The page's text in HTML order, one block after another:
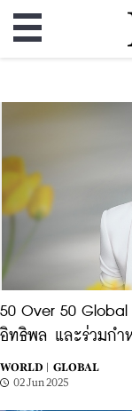
50 Over 50 Global
อิทธิพล และร่วมกำ
WORLD |
GLOBAL
02 Jun 2025